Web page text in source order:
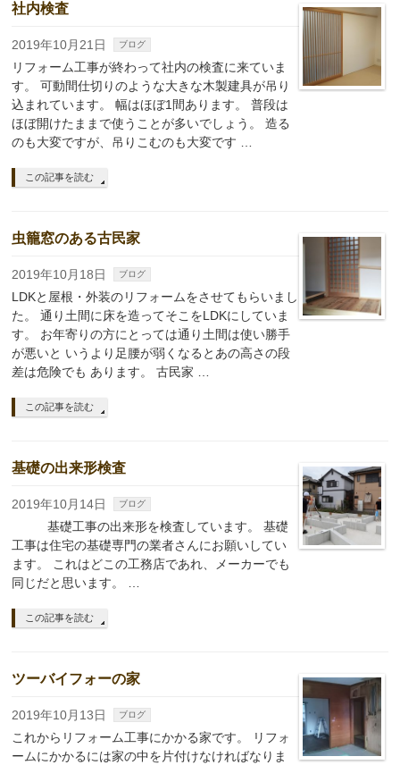
社内検査
2019年10月21日 ブログ
リフォーム工事が終わって社内の検査に来ていま
す。 可動間仕切りのような大きな木製建具が吊り
込まれています。 幅はほぼ1間あります。 普段は
ほぼ開けたままで使うことが多いでしょう。 造る
のも大変ですが、吊りこむのも大変です …
この記事を読む
虫籠窓のある古民家
2019年10月18日 ブログ
LDKと屋根・外装のリフォームをさせてもらいまし
た。 通り土間に床を造ってそこをLDKにしていま
す。 お年寄りの方にとっては通り土間は使い勝手
が悪いと いうより足腰が弱くなるとあの高さの段
差は危険でも あります。 古民家 …
この記事を読む
基礎の出来形検査
2019年10月14日 ブログ
基礎工事の出来形を検査しています。 基礎
工事は住宅の基礎専門の業者さんにお願いしてい
ます。 これはどこの工務店であれ、メーカーでも
同じだと思います。 …
この記事を読む
ツーバイフォーの家
2019年10月13日 ブログ
これからリフォーム工事にかかる家です。 リフォ
ームにかかるには家の中を片付けなければなりま